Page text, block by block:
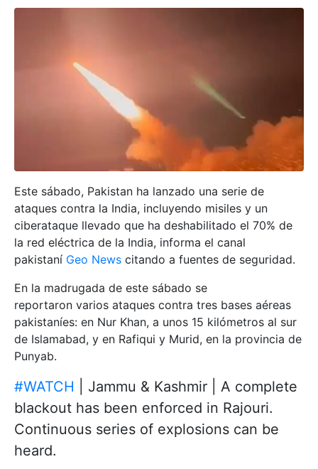
Este sábado, Pakistan ha lanzado una serie de
ataques contra la India, incluyendo misiles y un
ciberataque llevado que ha deshabilitado el 70% de
la red eléctrica de la India, informa el canal
pakistaní Geo News citando a fuentes de seguridad.
En la madrugada de este sábado se
reportaron varios ataques contra tres bases aéreas
pakistaníes: en Nur Khan, a unos 15 kilómetros al sur
de Islamabad, y en Rafiqui y Murid, en la provincia de
Punyab.
#WATCH | Jammu & Kashmir | A complete
blackout has been enforced in Rajouri.
Continuous series of explosions can be
heard.